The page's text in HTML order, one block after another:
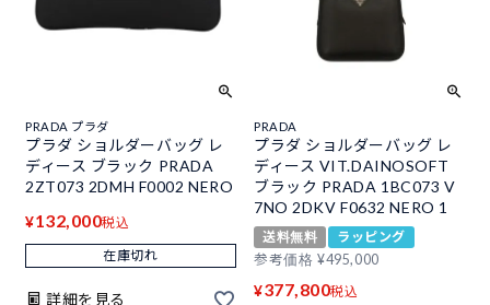
PRADA プラダ
プラダ ショルダーバッグ レ
ディース ブラック PRADA
2ZT073 2DMH F0002 NERO
¥132,000税込
在庫切れ
詳細を見る
PRADA
プラダ ショルダーバッグ レ
ディース VIT.DAINOSOFT
ブラック PRADA 1BC073 V
7NO 2DKV F0632 NERO 1
送料無料
ラッピング
参考価格 ¥495,000
¥377,800税込